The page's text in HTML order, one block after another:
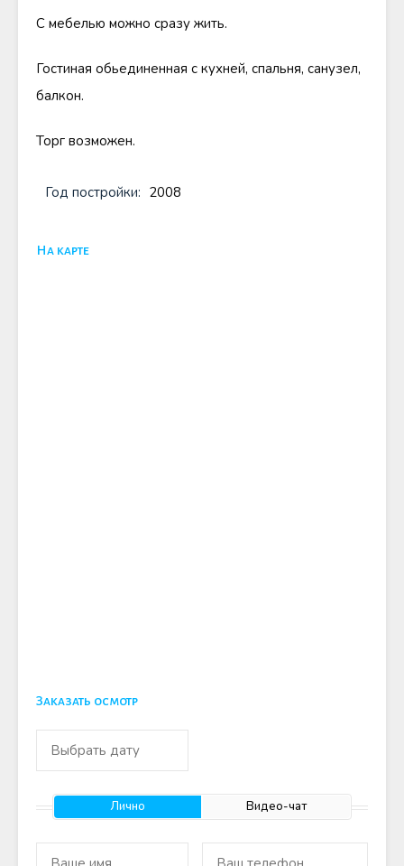
С мебелью можно сразу жить.
Гостиная обьединенная с кухней, спальня, санузел,
балкон.
Торг возможен.
Год постройки: 2008
На карте
Заказать осмотр
Лично Видео-чат